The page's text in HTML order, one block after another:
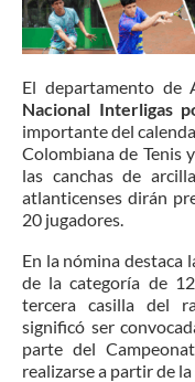
El departamento de
Nacional Interligas
importante del
Colombiana de Tenis
las canchas de
atlanticenses dirán
20 jugadores.
En la nómina destaca
de la categoría de
tercera casilla del
significó ser
parte del
realizarse a partir de